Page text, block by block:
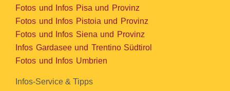
Fotos und Infos Pisa und Provinz
Fotos und Infos Pistoia und Provinz
Fotos und Infos Siena und Provinz
Infos Gardasee und Trentino Südtirol
Fotos und Infos Umbrien
Infos-Service & Tipps